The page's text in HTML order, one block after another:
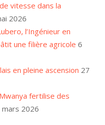
vitesse dans la
2026
l’Ingénieur en
une filière agricole 6
en pleine ascension 27
fertilise des
mars 2026